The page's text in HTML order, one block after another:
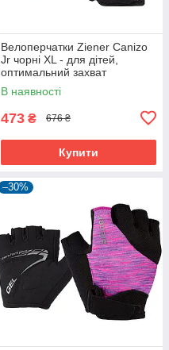
Велоперчатки Ziener Canizo
Jr чорні XL - для дітей,
оптимальний захват
В наявності
473 ₴ 676 ₴
Купити
–30%